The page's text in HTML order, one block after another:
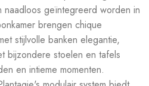
naadloos geïntegreerd worden in
brengen chique
stijlvolle banken elegantie,
bijzondere stoelen en tafels
en intieme momenten.